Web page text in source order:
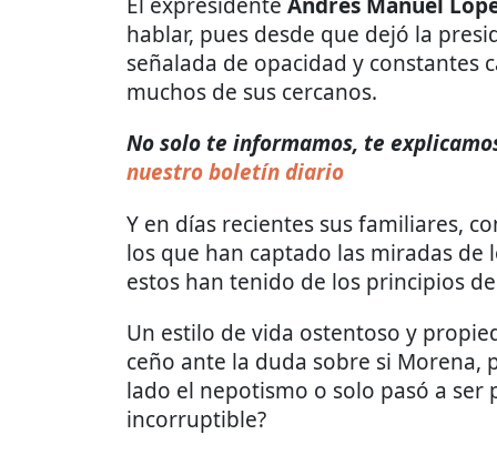
hablar, pues desde que dejó la
señalada de opacidad y constantes
muchos de sus cercanos.
No solo te informamos, te
nuestro boletín diario
Y en días recientes sus familiares,
los que han captado las miradas
estos han tenido de los principios
Un estilo de vida ostentoso y
ceño ante la duda sobre si Morena,
lado el nepotismo o solo pasó a
incorruptible?